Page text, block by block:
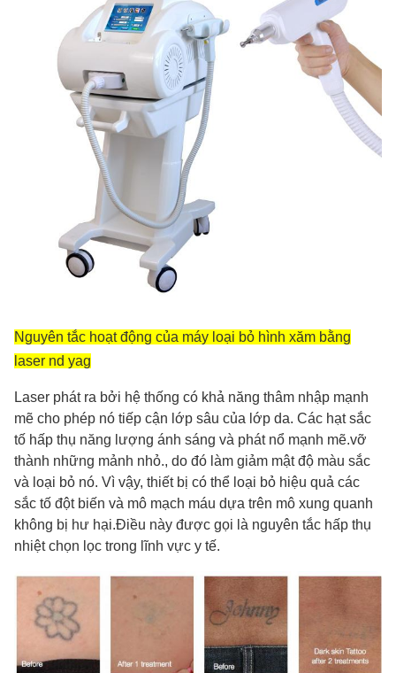
đỏ, xanh, xám, hồng, trắng, v.v.
Languages:
24 ngôn ngữ khác nhau có thể chọn
Output Energy::
1 ~ 2000mJ (có thể điều chỉnh)
Frequency:
1064nm, 532nm, 1320nm
Cooling System::
Điều khiển không khí + nước + nhiệt độ
Laser Bar Diameter:
Gunsight:
5 loại súng ngắm khác nhau có thể chọn
máy laser q switch nd yag
Nguyên tắc hoạt động của máy loại bỏ hình xăm bằng
laser nd yag
Laser phát ra bởi hệ thống có khả năng thâm nhập mạnh
mẽ cho phép nó tiếp cận lớp sâu của lớp da. Các hạt sắc
tố hấp thụ năng lượng ánh sáng và phát nổ mạnh mẽ.vỡ
thành những mảnh nhỏ., do đó làm giảm mật độ màu sắc
và loại bỏ nó. Vì vậy, thiết bị có thể loại bỏ hiệu quả các
sắc tố đột biến và mô mạch máu dựa trên mô xung quanh
không bị hư hại.Điều này được gọi là nguyên tắc hấp thụ
nhiệt chọn lọc trong lĩnh vực y tế.